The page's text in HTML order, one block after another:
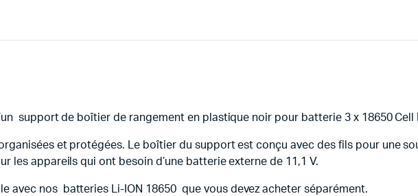
support de boîtier de rangement en plastique noir pour batterie 3 x 18650 Cell
et protégées. Le boîtier du support est conçu avec des fils pour une
les appareils qui ont besoin d’une batterie externe de 11,1 V.
avec nos batteries Li-ION 18650 que vous devez acheter séparément.